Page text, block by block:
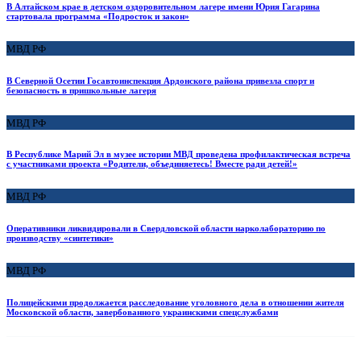
В Алтайском крае в детском оздоровительном лагере имени Юрия Гагарина
стартовала программа «Подросток и закон»
МВД РФ
В Северной Осетии Госавтоинспекция Ардонского района привезла спорт и
безопасность в пришкольные лагеря
МВД РФ
В Республике Марий Эл в музее истории МВД проведена профилактическая встреча
с участниками проекта «Родители, объединяетесь! Вместе ради детей!»
МВД РФ
Оперативники ликвидировали в Свердловской области нарколабораторию по
производству «синтетики»
МВД РФ
Полицейскими продолжается расследование уголовного дела в отношении жителя
Московской области, завербованного украинскими спецслужбами